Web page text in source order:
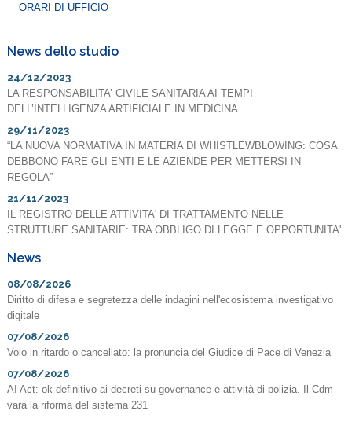
ORARI DI UFFICIO
News dello studio
24/12/2023
LA RESPONSABILITA’ CIVILE SANITARIA AI TEMPI
DELL’INTELLIGENZA ARTIFICIALE IN MEDICINA
29/11/2023
“LA NUOVA NORMATIVA IN MATERIA DI WHISTLEWBLOWING: COSA
DEBBONO FARE GLI ENTI E LE AZIENDE PER METTERSI IN
REGOLA”
21/11/2023
IL REGISTRO DELLE ATTIVITA' DI TRATTAMENTO NELLE
STRUTTURE SANITARIE: TRA OBBLIGO DI LEGGE E OPPORTUNITA'
News
08/08/2026
Diritto di difesa e segretezza delle indagini nell'ecosistema investigativo
digitale
07/08/2026
Volo in ritardo o cancellato: la pronuncia del Giudice di Pace di Venezia
07/08/2026
AI Act: ok definitivo ai decreti su governance e attività di polizia. Il Cdm
vara la riforma del sistema 231